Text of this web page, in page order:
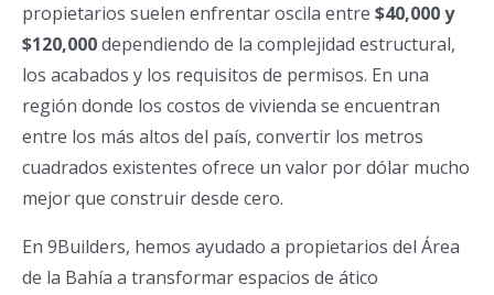
propietarios suelen enfrentar oscila entre $40,000 y
$120,000dependiendo de la complejidad estructural,
los acabados y los requisitos de permisos. En una
región donde los costos de vivienda se encuentran
entre los más altos del país, convertir los metros
cuadrados existentes ofrece un valor por dólar mucho
mejor que construir desde cero.
En 9Builders, hemos ayudado a propietarios del Área
de la Bahía a transformar espacios de ático